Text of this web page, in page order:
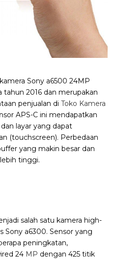
Sony a6500 24MP
tahun 2016 dan merupakan
penjualan di Toko Kamera
APS-C ini mendapatkan
layar yang dapat
(touchscreen). Perbedaan
yang makin besar dan
tinggi.
salah satu kamera high-
Sony a6300. Sensor yang
peningkatan,
24 MP dengan 425 titik